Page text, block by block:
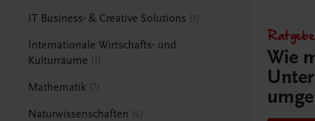
IT Business- & Creative Solutions 1
Internationale Wirtschafts- und
Kulturräume
1
Mathematik 7
Naturwissenschaften 6
Wie